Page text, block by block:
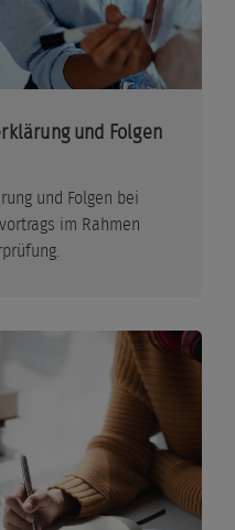
und Folgen
und Folgen bei
im Rahmen